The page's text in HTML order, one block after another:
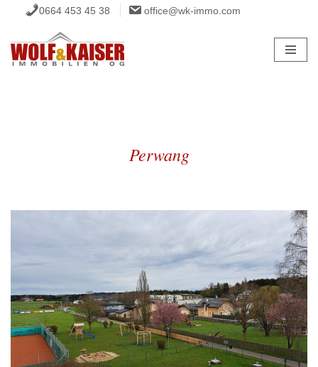
Inhalt
springen
0664 453 45 38 office@wk-immo.com
Perwang